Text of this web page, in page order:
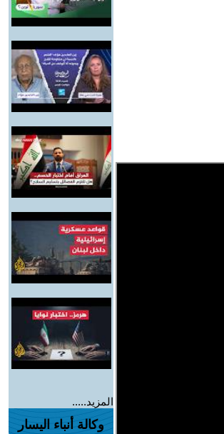
المزيد.....
وكالة أنباء اليسار